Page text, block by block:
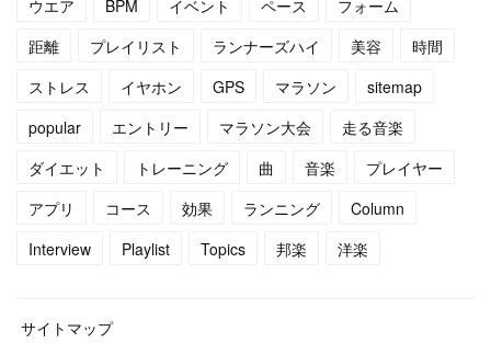
15
)
ウエア
BPM イベント ペース
フォーム
距離
プレイリスト ランナーズハイ 美容
時間
ストレス
イヤホン GPS マラソン
sitemap
popular
エントリー マラソン大会
走る音楽
ダイエット
トレーニング 曲 音楽
プレイヤー
アプリ
コース 効果 ランニング
Column
Interview
Playlist Topics 邦楽 洋楽
サイトマップ